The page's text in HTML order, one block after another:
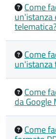
Come
un'istanza
Come
un'istanza
Come
da Google
Come